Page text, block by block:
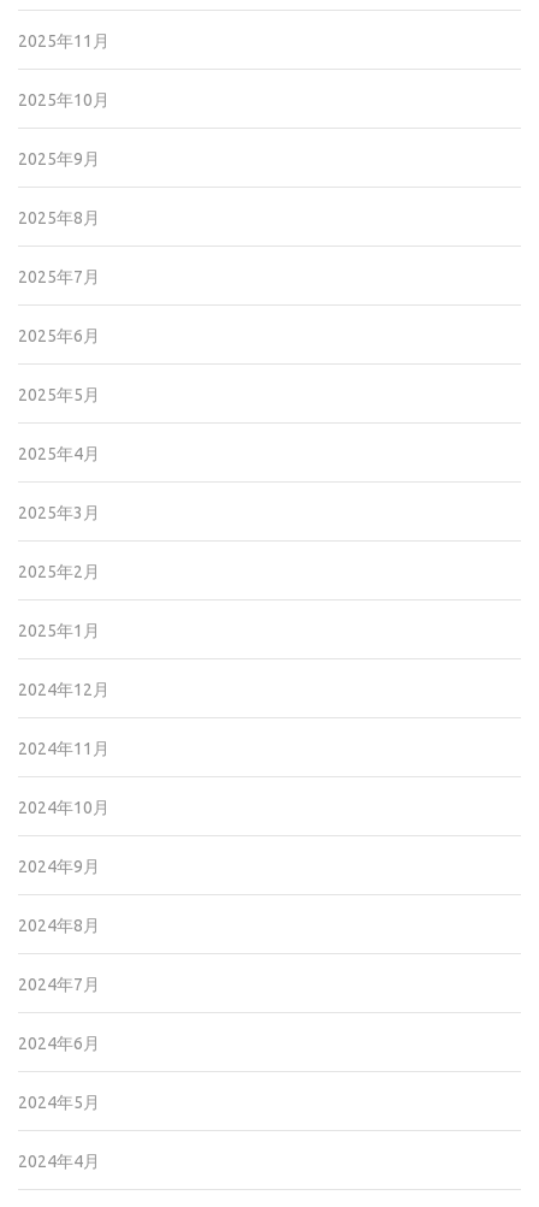
2025年11月
2025年10月
2025年9月
2025年8月
2025年7月
2025年6月
2025年5月
2025年4月
2025年3月
2025年2月
2025年1月
2024年12月
2024年11月
2024年10月
2024年9月
2024年8月
2024年7月
2024年6月
2024年5月
2024年4月